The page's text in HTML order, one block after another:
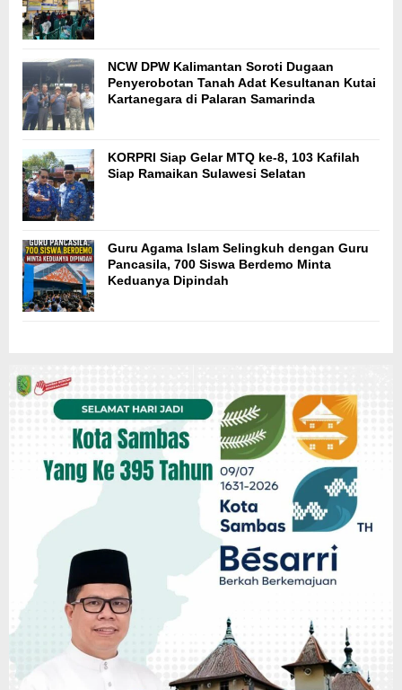
NCW DPW Kalimantan Soroti Dugaan
Penyerobotan Tanah Adat Kesultanan Kutai
Kartanegara di Palaran Samarinda
KORPRI Siap Gelar MTQ ke-8, 103 Kafilah
Siap Ramaikan Sulawesi Selatan
Guru Agama Islam Selingkuh dengan Guru
Pancasila, 700 Siswa Berdemo Minta
Keduanya Dipindah